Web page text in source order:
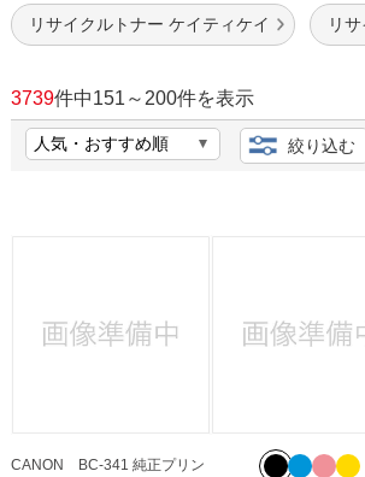
お客様サポー
ご利用ガイド
リサイクルトナー ケイティケイ リ
3739件中151 ～ 200件を表示
絞り込む
CANON BC-341 純正プリン